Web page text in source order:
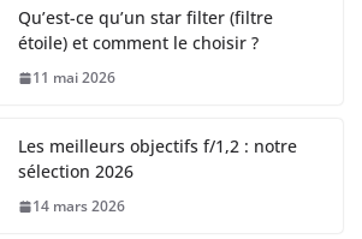
Qu’est-ce qu’un star filter (filtre
étoile) et comment le choisir ?
11 mai 2026
Les meilleurs objectifs f/1,2 : notre
sélection 2026
14 mars 2026